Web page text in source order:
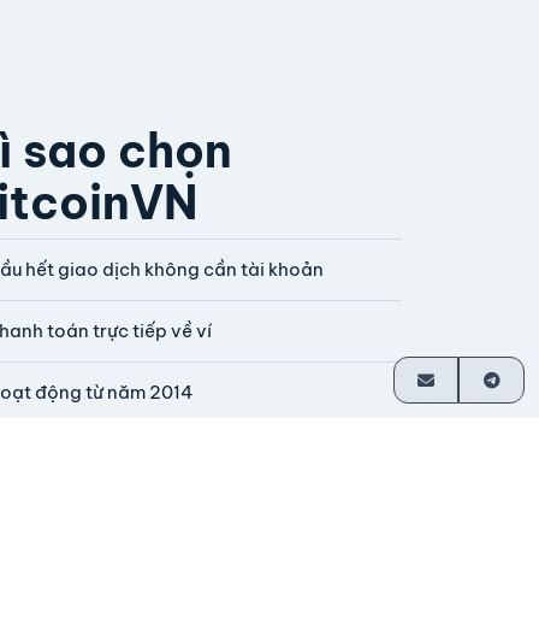
sao chọn
hết giao dịch không cần tài khoản
toán trực tiếp về ví
động từ năm 2014